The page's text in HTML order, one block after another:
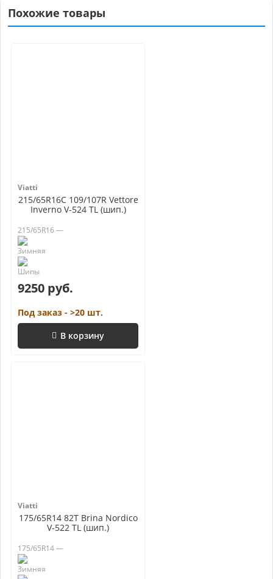
Похожие товары
Viatti
215/65R16C 109/107R Vettore
Inverno V-524 TL (шип.)
215/65R16 —
9250 руб.
Под заказ - >20 шт.
В корзину
Viatti
175/65R14 82T Brina Nordico
V-522 TL (шип.)
175/65R14 —